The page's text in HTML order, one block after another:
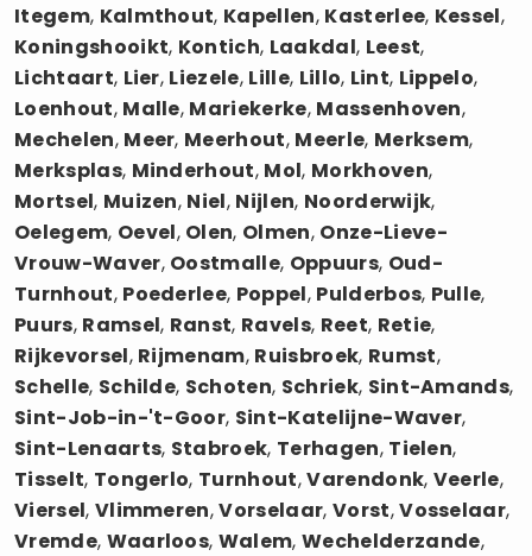
Itegem, Kalmthout, Kapellen, Kasterlee, Kessel,
Koningshooikt, Kontich, Laakdal, Leest,
Lichtaart, Lier, Liezele, Lille, Lillo, Lint, Lippelo,
Loenhout, Malle, Mariekerke, Massenhoven,
Mechelen, Meer, Meerhout, Meerle, Merksem,
Merksplas, Minderhout, Mol, Morkhoven,
Mortsel, Muizen, Niel, Nijlen, Noorderwijk,
Oelegem, Oevel, Olen, Olmen, Onze-Lieve-
Vrouw-Waver, Oostmalle, Oppuurs, Oud-
Turnhout, Poederlee, Poppel, Pulderbos, Pulle,
Puurs, Ramsel, Ranst, Ravels, Reet, Retie,
Rijkevorsel, Rijmenam, Ruisbroek, Rumst,
Schelle, Schilde, Schoten, Schriek, Sint-Amands,
Sint-Job-in-'t-Goor, Sint-Katelijne-Waver,
Sint-Lenaarts, Stabroek, Terhagen, Tielen,
Tisselt, Tongerlo, Turnhout,Varendonk, Veerle,
Viersel, Vlimmeren,Vorselaar, Vorst,Vosselaar,
Vremde, Waarloos, Walem,Wechelderzande,